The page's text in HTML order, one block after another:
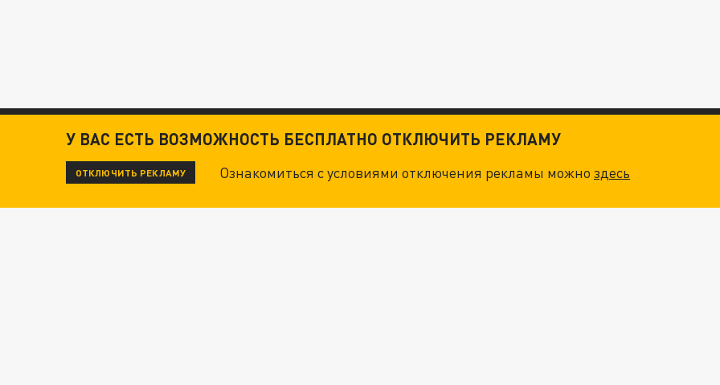
У ВАС ЕСТЬ ВОЗМОЖНОСТЬ БЕСПЛАТНО ОТКЛЮЧИТЬ РЕКЛАМУ
ОТКЛЮЧИТЬ РЕКЛАМУ Ознакомиться с условиями отключения рекламы можноздесь